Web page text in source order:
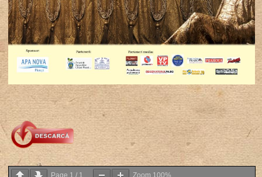
Page 1 / 1 Zoom 100%